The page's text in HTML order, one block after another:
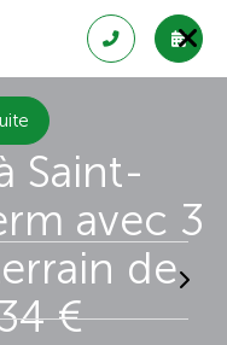
Saint-
avec 3
de
€